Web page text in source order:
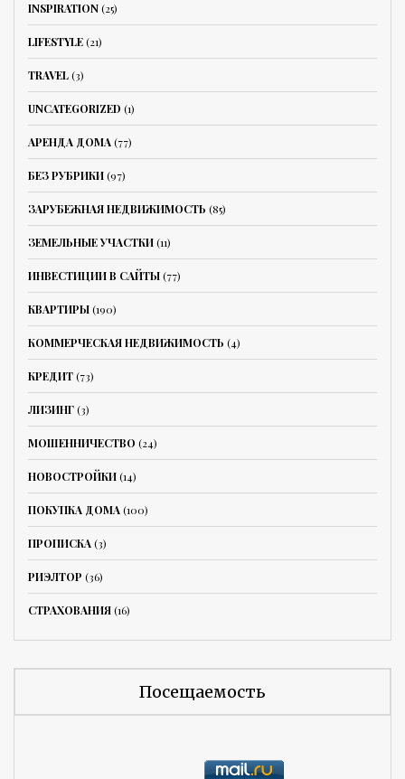
INSPIRATION(25)
LIFESTYLE(21)
TRAVEL(3)
UNCATEGORIZED (1)
АРЕНДА ДОМА(77)
БЕЗ РУБРИКИ(97)
ЗАРУБЕЖНАЯ НЕДВИЖИМОСТЬ (85)
ЗЕМЕЛЬНЫЕ УЧАСТКИ(11)
ИНВЕСТИЦИИ В САЙТЫ(77)
КВАРТИРЫ(190)
КОММЕРЧЕСКАЯ НЕДВИЖИМОСТЬ (4)
КРЕДИТ(73)
ЛИЗИНГ(3)
МОШЕННИЧЕСТВО (24)
НОВОСТРОЙКИ(14)
ПОКУПКА ДОМА(100)
ПРОПИСКА(3)
РИЭЛТОР (36)
СТРАХОВАНИЯ(16)
Посещаемость